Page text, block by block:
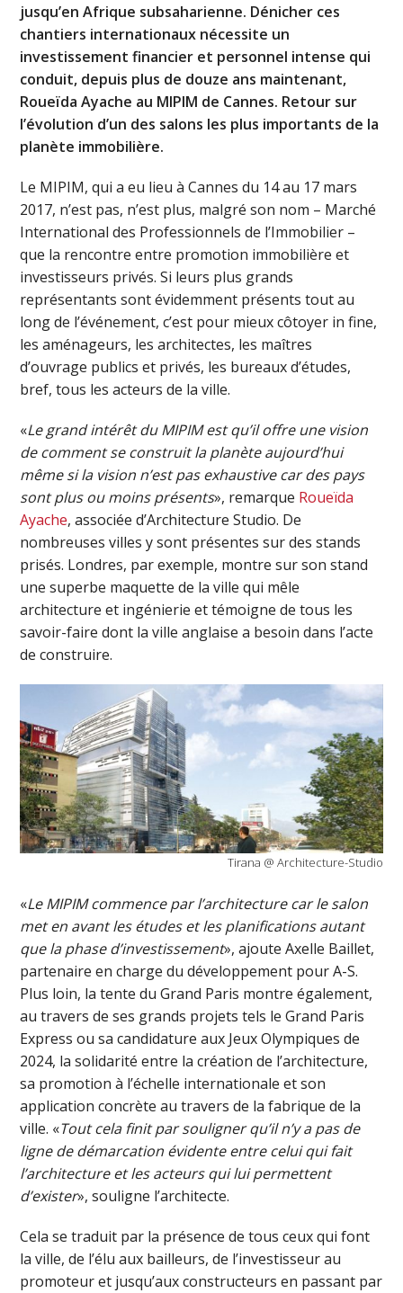
jusqu’en Afrique subsaharienne. Dénicher ces
chantiers internationaux nécessite un
investissement financier et personnel intense qui
conduit, depuis plus de douze ans maintenant,
Roueïda Ayache au MIPIM de Cannes. Retour sur
l’évolution d’un des salons les plus importants de la
planète immobilière.
Le MIPIM, qui a eu lieu à Cannes du 14 au 17 mars
2017, n’est pas, n’est plus, malgré son nom – Marché
International des Professionnels de l’Immobilier –
que la rencontre entre promotion immobilière et
investisseurs privés. Si leurs plus grands
représentants sont évidemment présents tout au
long de l’événement, c’est pour mieux côtoyer in fine,
les aménageurs, les architectes, les maîtres
d’ouvrage publics et privés, les bureaux d’études,
bref, tous les acteurs de la ville.
«Le grand intérêt du MIPIM est qu’il offre une vision
de comment se construit la planète aujourd’hui
même si la vision n’est pas exhaustive car des pays
sont plus ou moins présents», remarque Roueïda
Ayache, associée d’Architecture Studio. De
nombreuses villes y sont présentes sur des stands
prisés. Londres, par exemple, montre sur son stand
une superbe maquette de la ville qui mêle
architecture et ingénierie et témoigne de tous les
savoir-faire dont la ville anglaise a besoin dans l’acte
de construire.
Tirana @ Architecture-Studio
«Le MIPIM commence par l’architecture car le salon
met en avant les études et les planifications autant
que la phase d’investissement», ajoute Axelle Baillet,
partenaire en charge du développement pour A-S.
Plus loin, la tente du Grand Paris montre également,
au travers de ses grands projets tels le Grand Paris
Express ou sa candidature aux Jeux Olympiques de
2024, la solidarité entre la création de l’architecture,
sa promotion à l’échelle internationale et son
application concrète au travers de la fabrique de la
ville. «Tout cela finit par souligner qu’il n’y a pas de
ligne de démarcation évidente entre celui qui fait
l’architecture et les acteurs qui lui permettent
d’exister», souligne l’architecte.
Cela se traduit par la présence de tous ceux qui font
la ville, de l’élu aux bailleurs, de l’investisseur au
promoteur et jusqu’aux constructeurs en passant par